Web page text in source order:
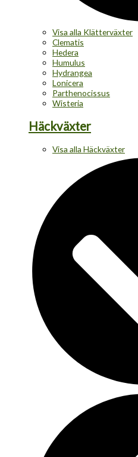
Visa alla Klätterväxter
Clematis
Hedera
Humulus
Hydrangea
Lonicera
Parthenocissus
Wisteria
Häckväxter
Visa alla Häckväxter